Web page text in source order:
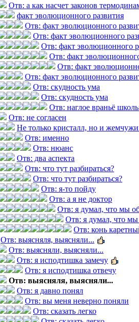
Отв: а как насчет законов
факт эволюционного развития
Отв: факт эволюционного
Отв: факт эволюционного
Отв: факт эволюционного
Отв: факт
Отв: факт
Отв: факт эволюционного
Отв: скудность ума
Отв: скудность ума
Отв: наглое враньё
Отв: не согласен
Не только кристалл, но и
Отв: именно
Отв: нюанс
Отв: два аспекта
Отв: что тут разбираться?
Отв: что тут разбираться?
Отв: я-то пойду
Отв: а я не доктор
Отв: я думал, что мы
Отв: я думал, что
Отв: конь
Отв: выясняля, выясняли...
Отв: выясняли, выясняли...
Отв: я исподтишка замечу
Отв: я исподтишка отвечу
Отв: выясняля, выясняли...
Отв: я давно понял
Отв: вы меня неверно поняли
Отв: сказать легко